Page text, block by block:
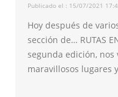
Publicado el : 15/07/2021
Hoy después de
sección de… RUTAS
segunda edición,
maravillosos lugares